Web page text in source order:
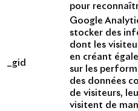
pour
_gid
Google
stocker des
dont les
en créant
sur les
des données
de visiteurs,
visitent de